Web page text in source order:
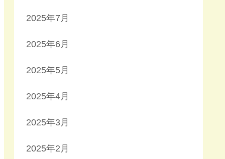
2025年7月
2025年6月
2025年5月
2025年4月
2025年3月
2025年2月